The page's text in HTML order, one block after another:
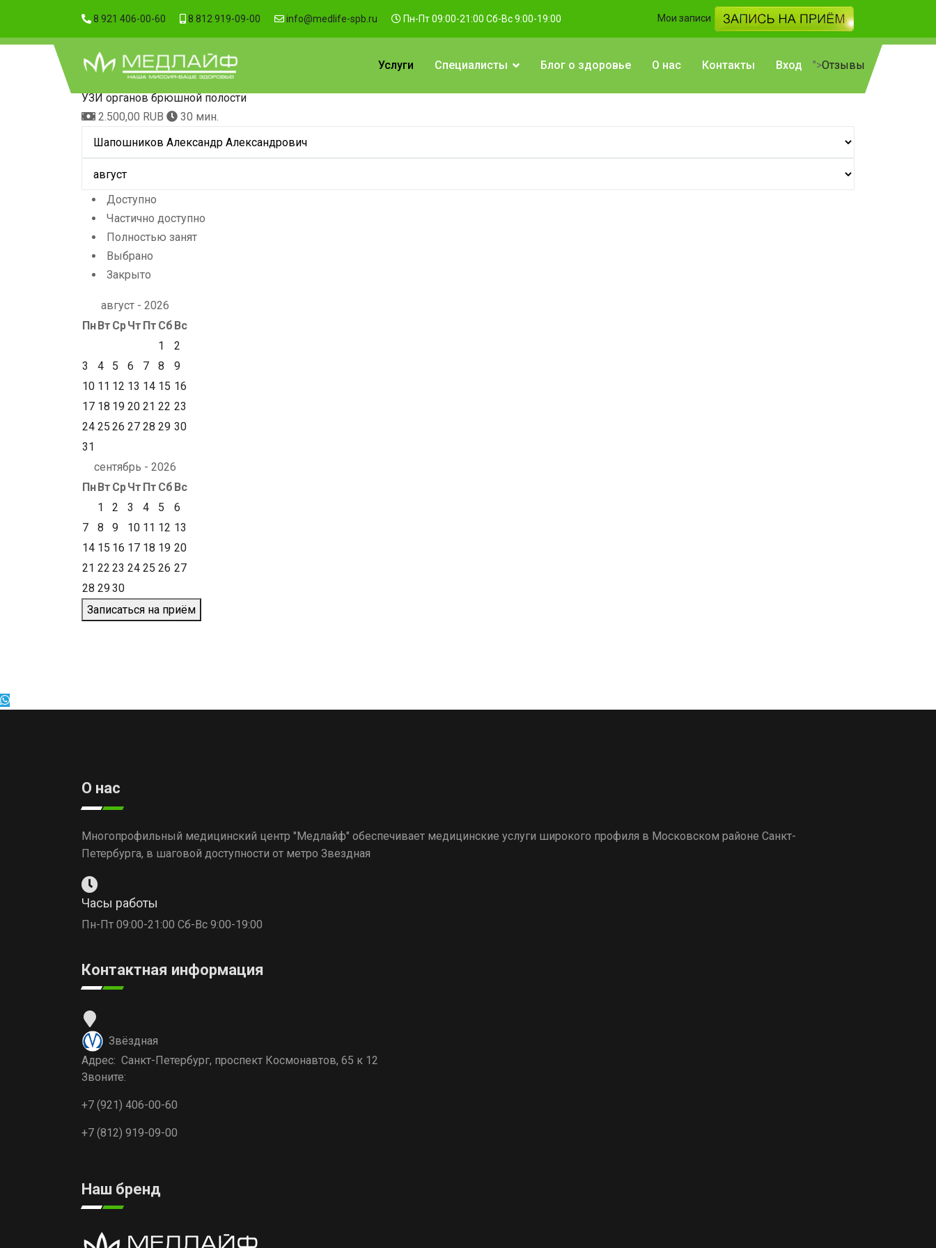
8 921 406-00-60 8 812 919-09-00 info@medlife-spb.ru Пн-Пт 09:00-21:00 Сб-Вс 9:00-19:00 Мои записи
Услуги Специалисты Блог о здоровье О нас Контакты Вход ">Отзывы
УЗИ органов брюшной полости
2.500,00 RUB
30 мин.
Доступно
Частично доступно
Полностью занят
Выбрано
Закрыто
август - 2026
ПнВт СрЧт Пт Сб Вс
1
2
3
4 5 6 7 8
9
10 11 12 13 14 15 16
17 18 19 20 21 22 23
24 25 26 27 28 29 30
31
сентябрь - 2026
ПнВт СрЧт Пт Сб Вс
1
2 3 4 5
6
7
8 9 10 11 12 13
14 15 16 17 18 19 20
21 22 23 24 25 26 27
28 2930
Записаться на приём
О нас
Многопрофильный медицинский центр "Медлайф" обеспечивает медицинские услуги широкого профиля в Московском районе Санкт-
Петербурга, в шаговой доступности от метро Звездная
Часы работы
Пн-Пт 09:00-21:00 Сб-Вс 9:00-19:00
Контактная информация
Звёздная
Адрес: Санкт-Петербург, проспект Космонавтов, 65 к 12
Звоните:
+7 (921) 406-00-60
+7 (812) 919-09-00
Наш бренд